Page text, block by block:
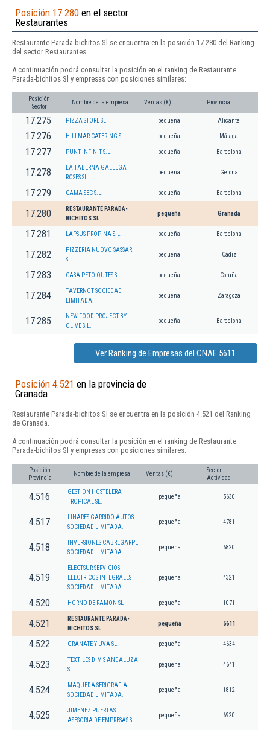
Posición 17.280 en el sector
Restaurantes
Restaurante Parada-bichitos Sl se encuentra en la posición 17.280 del Ranking
del sector Restaurantes.
A continuación podrá consultar la posición en el ranking de Restaurante
Parada-bichitos Sl y empresas con posiciones similares:
Posición
Sector
Nombre de la empresa Ventas (€) Provincia
17.275 PIZZA STORE SL pequeña Alicante
17.276 HILLMAR CATERING S.L. pequeña Málaga
17.277 PUNT INFINIT S.L. pequeña Barcelona
17.278
LA TABERNA GALLEGA
ROSES SL.
pequeña Gerona
17.279 CAMA SEC S.L. pequeña Barcelona
17.280
RESTAURANTE PARADA-
BICHITOS SL
pequeña Granada
17.281 LAPSUS PROPINA S.L. pequeña Barcelona
17.282
PIZZERIA NUOVO SASSARI
S.L.
pequeña Cádiz
17.283 CASA PETO OUTES SL pequeña Coruña
17.284
TAVERNOT SOCIEDAD
LIMITADA.
pequeña Zaragoza
17.285
NEW FOOD PROJECT BY
OLIVE S.L.
pequeña Barcelona
Ver Ranking de Empresas del CNAE 5611
Posición 4.521 en la provincia de
Granada
Restaurante Parada-bichitos Sl se encuentra en la posición 4.521 del Ranking
de Granada.
A continuación podrá consultar la posición en el ranking de Restaurante
Parada-bichitos Sl y empresas con posiciones similares:
Posición
Provincia
Nombre de la empresa Ventas (€)
Sector
Actividad
4.516
GESTION HOSTELERA
TROPICAL SL.
pequeña 5630
4.517
LINARES GARRIDO AUTOS
SOCIEDAD LIMITADA.
pequeña 4781
4.518
INVERSIONES CABREGARPE
SOCIEDAD LIMITADA.
pequeña 6820
4.519
ELECTSUR SERVICIOS
ELECTRICOS INTEGRALES
SOCIEDAD LIMITADA.
pequeña 4321
4.520 HORNO DE RAMON SL pequeña 1071
4.521
RESTAURANTE PARADA-
BICHITOS SL
pequeña 5611
4.522 GRANATE Y UVA SL. pequeña 4634
4.523
TEXTILES DIM'S ANDALUZA
SL
pequeña 4641
4.524
MAQUEDA SERIGRAFIA
SOCIEDAD LIMITADA.
pequeña 1812
4.525
JIMENEZ PUERTAS
ASESORIA DE EMPRESAS SL
pequeña 6920